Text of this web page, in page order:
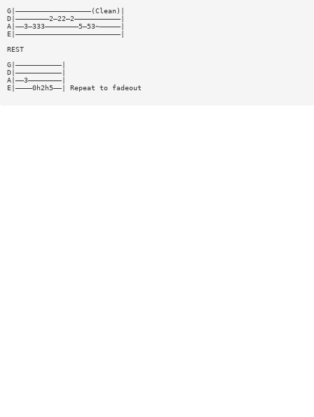
G|——————————————————(Clean)|
D|————————2—22—2———————————|
A|——3—333————————5—53~—————|
E|—————————————————————————|
REST
G|———————————|
D|———————————|
A|——3————————|
E|————0h2h5——| Repeat to fadeout